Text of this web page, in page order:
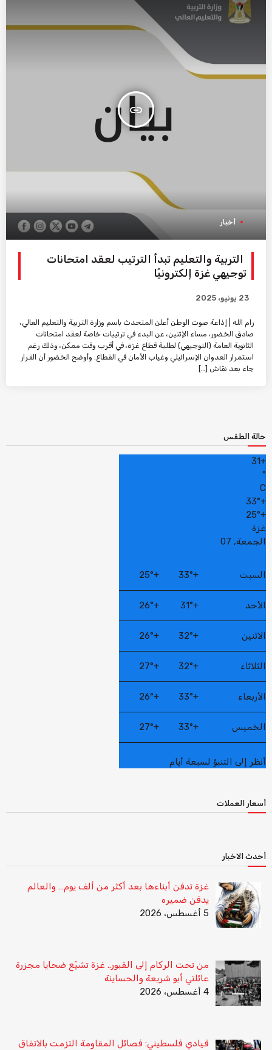
insert_link
أخبار
التربية والتعليم تبدأ الترتيب لعقد امتحانات
توجيهي غزة إلكترونيًا
23 يونيو، 2025
رام الله | إذاعة صوت الوطن أعلن المتحدث باسم وزارة التربية والتعليم العالي،
صادق الخضور، مساء الإثنين، عن البدء في ترتيبات خاصة لعقد امتحانات
الثانوية العامة (التوجيهي) لطلبة قطاع غزة، في أقرب وقت ممكن، وذلك رغم
استمرار العدوان الإسرائيلي وغياب الأمان في القطاع. وأوضح الخضور أن القرار
جاء بعد نقاش […]
حالة الطقس
+
31
°
C
+
33°
+
25°
غزة
الجمعة, 07
السبت +
33°
+
25°
الأحد +
31°
+
26°
الاثنين +
32°
+
26°
الثلاثاء +
32°
+
27°
الأربعاء +
33°
+
26°
الخميس +
33°
+
27°
أنظر إلى التنبؤ لسبعة أيام
أسعار العملات
أحدث الاخبار
غزة تدفن أبناءها بعد أكثر من ألف يوم… والعالم
يدفن ضميره
5 أغسطس، 2026
من تحت الركام إلى القبور.. غزة تشيّع ضحايا مجزرة
عائلتي أبو شريعة والحساينة
4 أغسطس، 2026
قيادي فلسطيني: فصائل المقاومة التزمت بالاتفاق